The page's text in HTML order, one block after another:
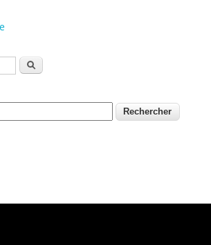
recherche
Rechercher